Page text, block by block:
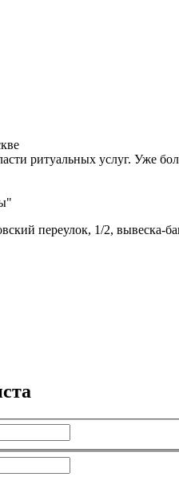
ритуальных услуг. Уже
переулок, 1/2, вывеска-